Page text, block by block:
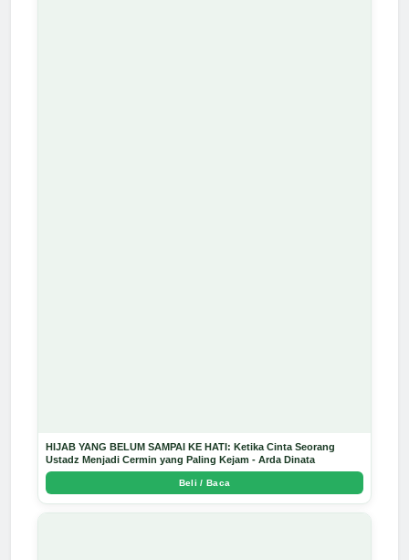
HIJAB YANG BELUM SAMPAI KE HATI: Ketika Cinta Seorang
Ustadz Menjadi Cermin yang Paling Kejam - Arda Dinata
Beli / Baca